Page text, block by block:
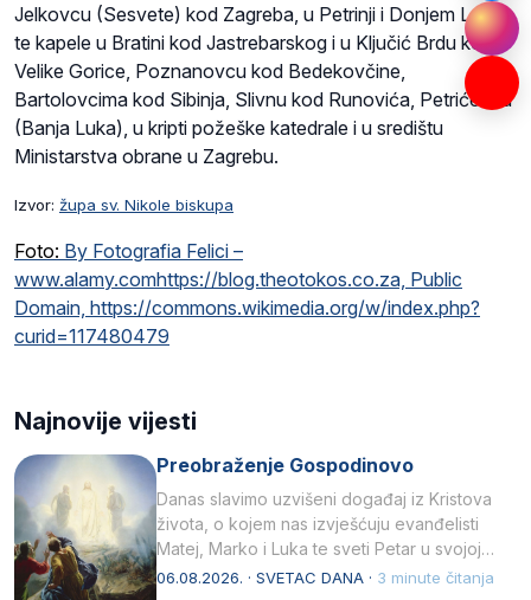
Jelkovcu (Sesvete) kod Zagreba, u Petrinji i Donjem Lapcu
te kapele u Bratini kod Jastrebarskog i u Ključić Brdu kod
Velike Gorice, Poznanovcu kod Bedekovčine,
Bartolovcima kod Sibinja, Slivnu kod Runovića, Petrićevcu
(Banja Luka), u kripti požeške katedrale i u središtu
Ministarstva obrane u Zagrebu.
Izvor: župa sv. Nikole biskupa
Foto: By Fotografia Felici –
www.alamy.comhttps://blog.theotokos.co.za, Public
Domain, https://commons.wikimedia.org/w/index.php?
curid=117480479
Najnovije vijesti
Preobraženje Gospodinovo
Danas slavimo uzvišeni događaj iz Kristova
života, o kojem nas izvješćuju evanđelisti
Matej, Marko i Luka te sveti Petar u svojoj
drugoj…
06.08.2026. · SVETAC DANA · 3 minute čitanja